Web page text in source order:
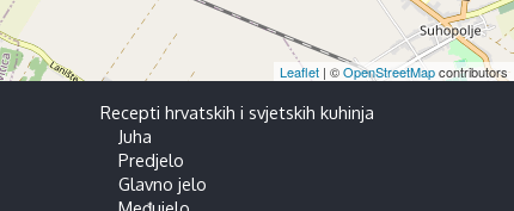
Leaflet | ©OpenStreetMapcontributors
Recepti hrvatskih i svjetskih kuhinja
Juha
Predjelo
Glavno jelo